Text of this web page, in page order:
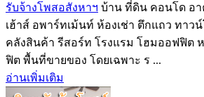
รับจ้างโพสอสังหาฯ บ้าน ที่ดิน คอนโด อ
เฮ้าส์ อพาร์ทเม้นท์ ห้องเช่า ตึกแถว ทาว
คลังสินค้า รีสอร์ท โรงแรม โฮมออฟฟิต
ฟิต พื้นที่ขายของ โดยเฉพาะ ร ...
อ่านเพิ่มเติม